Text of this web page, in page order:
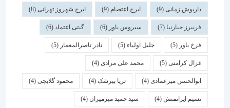
داریوش زمانی(9) ایرج اعتصام(9) ایرج شهروز تهرانی(8)
فریبرز جبارنیا(7) سیروس باور(6) گیتی اعتماد(6)
فرخ باور(5) جلیل اولیاء(5) نادر ناصرالمعمار (5)
غزال کرامتی(5) محمد علی مرادی(4)
ابوالحسن میرعمادی(4) ثریا بیرشک(4) محمود گلابچی(4)
نسیم ایرانمنش(4) سید حمید میرمیران(4)